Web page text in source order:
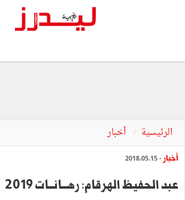
الرئيسية أخبار
أخبار - 2018.05.15
عبد الحفيظ الهرقام: رهـــانـــات 2019